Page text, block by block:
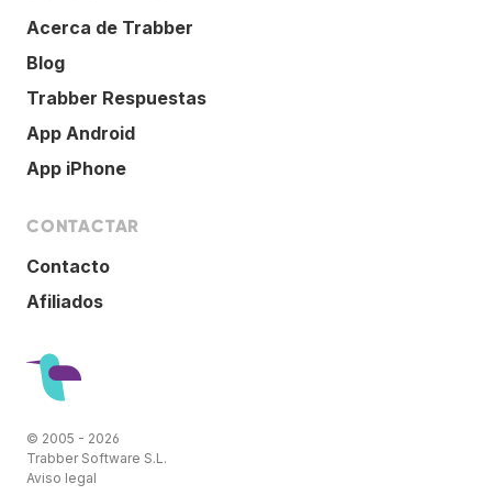
Acerca de Trabber
Blog
Trabber Respuestas
App Android
App iPhone
CONTACTAR
Contacto
Afiliados
© 2005 - 2026
Trabber Software S.L.
Aviso legal